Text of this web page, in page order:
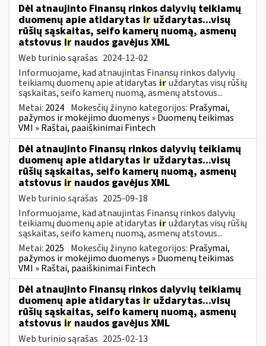
Dėl atnaujinto Finansų rinkos dalyvių teikiamų
duomenų apie atidarytas ir uždarytas...visų
rūšių sąskaitas, seifo kamerų nuomą, asmenų
atstovus ir naudos gavėjus XML
Web turinio sąrašas 2024-12-02
Informuojame, kad atnaujintas Finansų rinkos dalyvių
teikiamų duomenų apie atidarytas iruždarytas visų rūšių
sąskaitas, seifo kamerų nuomą, asmenų atstovus...
Metai: 2024 Mokesčių žinyno kategorijos: Prašymai,
pažymos ir mokėjimo duomenys » Duomenų teikimas
VMI » Raštai, paaiškinimai Fintech
Dėl atnaujinto Finansų rinkos dalyvių teikiamų
duomenų apie atidarytas ir uždarytas...visų
rūšių sąskaitas, seifo kamerų nuomą, asmenų
atstovus ir naudos gavėjus XML
Web turinio sąrašas 2025-09-18
Informuojame, kad atnaujintas Finansų rinkos dalyvių
teikiamų duomenų apie atidarytas iruždarytas visų rūšių
sąskaitas, seifo kamerų nuomą, asmenų atstovus...
Metai: 2025 Mokesčių žinyno kategorijos: Prašymai,
pažymos ir mokėjimo duomenys » Duomenų teikimas
VMI » Raštai, paaiškinimai Fintech
Dėl atnaujinto Finansų rinkos dalyvių teikiamų
duomenų apie atidarytas ir uždarytas...visų
rūšių sąskaitas, seifo kamerų nuomą, asmenų
atstovus ir naudos gavėjus XML
Web turinio sąrašas 2025-02-13